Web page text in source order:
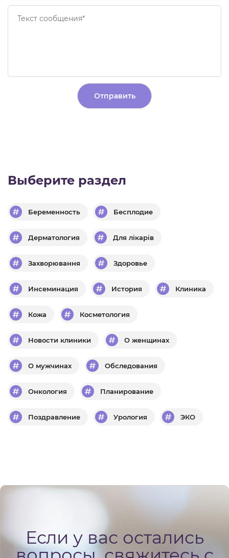
Выберите раздел
Беременность Бесплодие
Дерматология Для лікарів
Захворювання Здоровье
Инсеминация История Клиника
Кожа Косметология
Новости клиники О женщинах
О мужчинах Обследования
Онкология Планирование
Поздравление Урология ЭКО
Если у вас остались